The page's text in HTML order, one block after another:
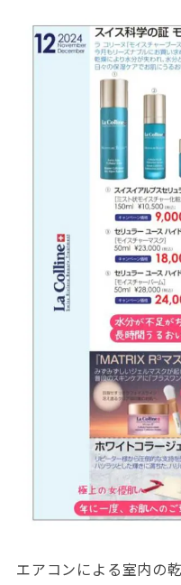
エアコンによる室内の